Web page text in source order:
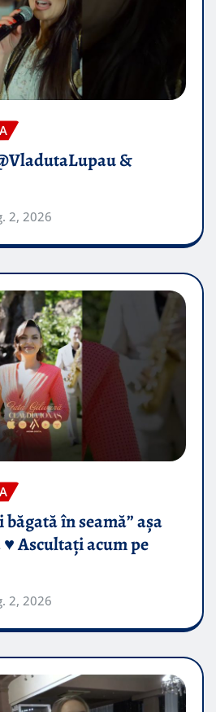
&
2, 2026
în seamă” așa
Ascultați acum pe
2, 2026